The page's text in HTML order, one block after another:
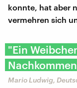
konnte, hat aber
vermehren sich
"Ein
Mario Ludwig,